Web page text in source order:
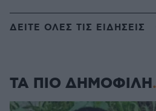
ΔΕΙΤΕ ΟΛΕΣ ΤΙΣ ΕΙΔΗΣΕΙΣ
ΤΑ ΠΙΟ ΔΗΜΟΦΙΛΗ